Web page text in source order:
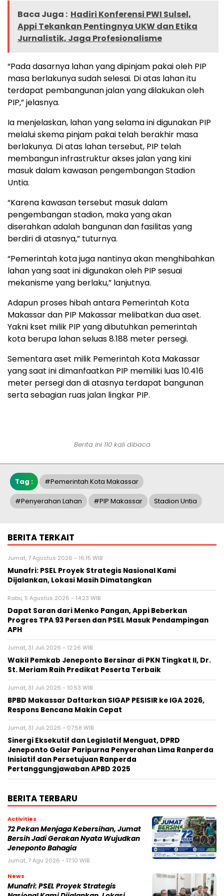
Baca Juga : Hadiri Konferensi PWI Sulsel,
Appi Tekankan Pentingnya UKW dan Etika
Jurnalistik, Jaga Profesionalisme
“Pada dasarnya lahan yang dipinjam pakai oleh PIP
masa berlakunya sudah selesai. Di atas lahan itu
terdapat pembangunan jalan yang dilakukan oleh
PIP,” jelasnya.
Ia menjelaskan, lahan yang selama ini digunakan PIP
melalui skema pinjam pakai telah berakhir masa
berlakunya. Di atas lahan tersebut, PIP telah
membangun infrastruktur akses jalan yang kini
masuk dalam kawasan pengembangan Stadion
Untia.
“Karena kawasan tersebut masuk dalam
pengembangan stadion, maka yang akan
diserahkan adalah bangunan dan fasilitas yang
berdiri di atasnya,” tuturnya.
“Pemerintah kota juga nantinya akan menghibahkan
lahan yang saat ini digunakan oleh PIP sesuai
mekanisme yang berlaku,” lanjutnya.
Adapun proses hibah antara Pemerintah Kota
Makassar dan PIP Makassar melibatkan dua aset.
Yakni kset milik PIP yang dibutuhkan pemerintah
kota berupa lahan seluas 8.188 meter persegi.
Sementara aset milik Pemerintah Kota Makassar
yang saat ini dimanfaatkan PIP memiliki luas 10.416
meter persegi dan di atasnya terdapat bangunan
serta sebagian ruas jalan lingkar PIP.
Berita ini 110 kali dibaca
Tag : #pemerintah Kota Makassar
#Penyerahan Lahan #PIP Makassar Stadion Untia
BERITA TERKAIT
Jumat, 7 Agustus 2026 - 16:15 WIB
Munafri: PSEL Proyek Strategis Nasional Kami
Dijalankan, Lokasi Masih Dimatangkan
Rabu, 5 Agustus 2026 - 14:23 WIB
Dapat Saran dari Menko Pangan, Appi Beberkan
Progres TPA 93 Persen dan PSEL Masuk Pendampingan
APH
Jumat, 31 Juli 2026 - 12:26 WIB
Wakil Pemkab Jeneponto Bersinar di PKN Tingkat II, Dr.
St. Meriam Raih Predikat Peserta Terbaik
Jumat, 31 Juli 2026 - 10:53 WIB
BPBD Makassar Daftarkan SIGAP PESISIR ke IGA 2026,
Respons Bencana Makin Cepat
Jumat, 31 Juli 2026 - 07:58 WIB
Sinergi Eksekutif dan Legislatif Menguat, DPRD
Jeneponto Gelar Paripurna Penyerahan Lima Ranperda
Inisiatif dan Persetujuan Ranperda
Pertanggungjawaban APBD 2025
BERITA TERBARU
Activities
72 Pekan Menjaga Kebersihan, Jumat
Bersih Jadi Gerakan Nyata Wujudkan
Jeneponto Bahagia
Jumat, 7 Agu 2026 - 17:10 WIB
News
Munafri: PSEL Proyek Strategis